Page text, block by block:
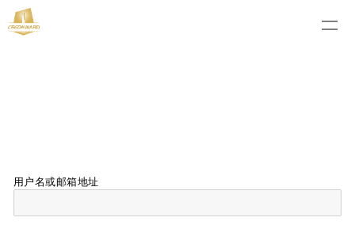
用户名或邮箱地址